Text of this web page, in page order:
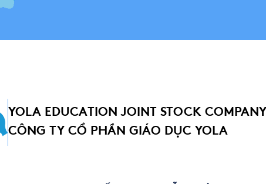
YOLA EDUCATION JOINT STOCK COMPANY
CÔNG TY CỔ PHẦN GIÁO DỤC YOLA